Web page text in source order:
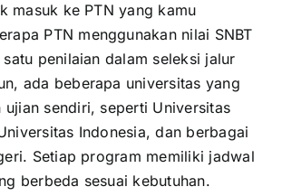
masuk ke PTN yang kamu
PTN menggunakan nilai SNBT
penilaian dalam seleksi jalur
ada beberapa universitas yang
ujian sendiri, seperti Universitas
Indonesia, dan berbagai
Setiap program memiliki jadwal
berbeda sesuai kebutuhan.